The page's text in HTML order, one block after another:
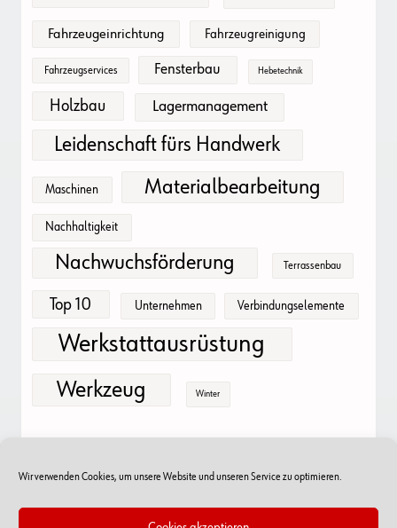
Wir verwenden Cookies, um unsere Website und unseren Service zu optimieren.
Fahrzeugeinrichtung Fahrzeugreinigung
Fahrzeugservices Fensterbau Hebetechnik
Holzbau Lagermanagement
Leidenschaft fürs Handwerk
Maschinen Materialbearbeitung
Nachhaltigkeit
Nachwuchsförderung Terrassenbau
Top 10 Unternehmen Verbindungselemente
Werkstattausrüstung
Werkzeug Winter